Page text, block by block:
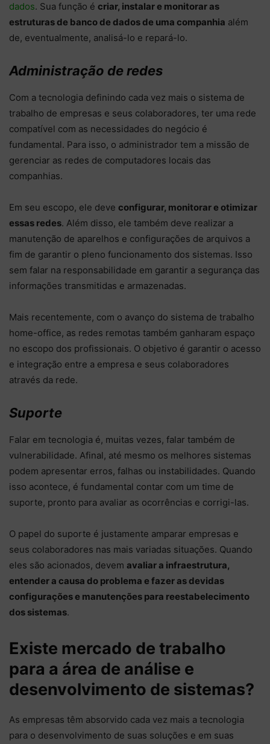
dados. Sua função é criar, instalar e monitorar as
estruturas de banco de dados de uma companhia além
de, eventualmente, analisá-lo e repará-lo.
Administração de redes
Com a tecnologia definindo cada vez mais o sistema de
trabalho de empresas e seus colaboradores, ter uma rede
compatível com as necessidades do negócio é
fundamental. Para isso, o administrador tem a missão de
gerenciar as redes de computadores locais das
companhias.
Em seu escopo, ele deve configurar, monitorar e otimizar
essas redes. Além disso, ele também deve realizar a
manutenção de aparelhos e configurações de arquivos a
fim de garantir o pleno funcionamento dos sistemas. Isso
sem falar na responsabilidade em garantir a segurança das
informações transmitidas e armazenadas.
Mais recentemente, com o avanço do sistema de trabalho
home-office, as redes remotas também ganharam espaço
no escopo dos profissionais. O objetivo é garantir o acesso
e integração entre a empresa e seus colaboradores
através da rede.
Suporte
Falar em tecnologia é, muitas vezes, falar também de
vulnerabilidade. Afinal, até mesmo os melhores sistemas
podem apresentar erros, falhas ou instabilidades. Quando
isso acontece, é fundamental contar com um time de
suporte, pronto para avaliar as ocorrências e corrigi-las.
O papel do suporte é justamente amparar empresas e
seus colaboradores nas mais variadas situações. Quando
eles são acionados, devem avaliar a infraestrutura,
entender a causa do problema e fazer as devidas
configurações e manutenções para reestabelecimento
dos sistemas.
Existe mercado de trabalho
para a área de análise e
desenvolvimento de sistemas?
As empresas têm absorvido cada vez mais a tecnologia
para o desenvolvimento de suas soluções e em suas